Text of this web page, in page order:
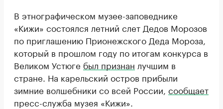
В этнографическом музее-заповеднике
«Кижи» состоялся летний слет Дедов Морозов
по приглашению Прионежского Деда Мороза,
который в прошлом году по итогам конкурса в
Великом Устюге был признан лучшим в
стране. На карельский остров прибыли
зимние волшебники со всей России, сообщает
пресс-служба музея «Кижи».